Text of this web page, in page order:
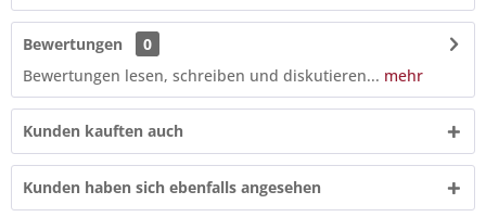
Bewertungen
0
Bewertungen lesen, schreiben und diskutieren... mehr
Kunden kauften auch
Kunden haben sich ebenfalls angesehen